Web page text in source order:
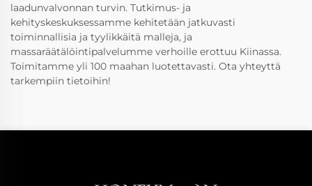
laadunvalvonnan turvin. Tutkimus- ja
kehityskeskuksessamme kehitetään jatkuvasti
toiminnallisia ja tyylikkäitä malleja, ja
massaräätälöintipalvelumme verhoille erottuu Kiinassa.
Toimitamme yli 100 maahan luotettavasti. Ota yhteyttä
tarkempiin tietoihin!